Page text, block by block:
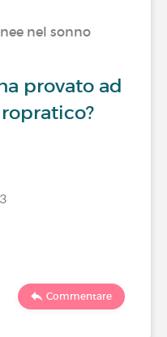
nel sonno
provato ad
Commentare